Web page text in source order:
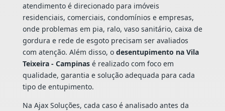
atendimento é direcionado para imóveis
residenciais, comerciais, condomínios e empresas,
onde problemas em pia, ralo, vaso sanitário, caixa de
gordura e rede de esgoto precisam ser avaliados
com atenção. Além disso, o desentupimento na Vila
Teixeira - Campinasé realizado com foco em
qualidade, garantia e solução adequada para cada
tipo de entupimento.
Na Ajax Soluções, cada caso é analisado antes da